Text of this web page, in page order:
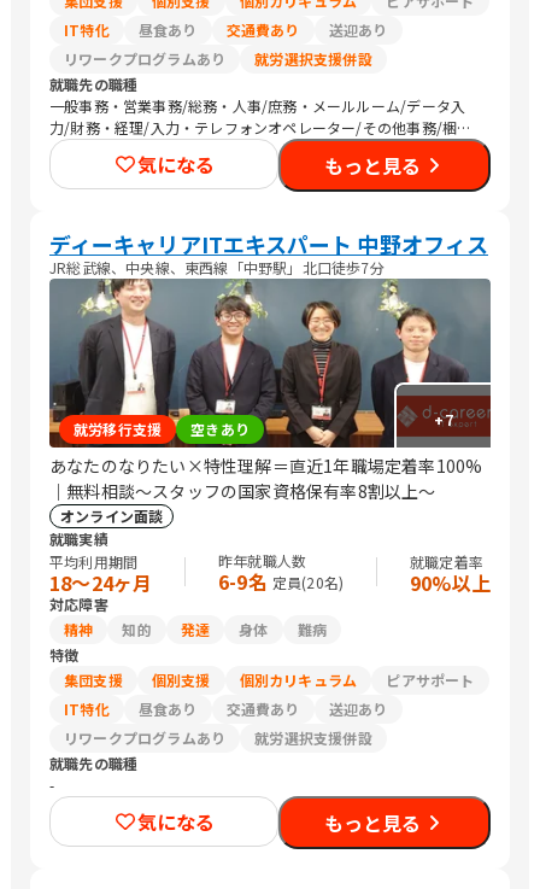
IT特化
昼食あり 交通費あり
送迎あり
リワークプログラムあり
就労選択支援併設
就職先の職種
一般事務・営業事務/総務・人事/庶務・メールルーム/データ入
力/財務・経理/入力・テレフォンオペレーター/その他事務/梱包
作業/検品/組立・組付け/その他軽作業/販売スタッフ・接客/バッ
クヤード・商品管理/Web制作/DTPオペレーター/その他クリエイ
ティブ/デザイナー/社内情報システム/その他技術/清掃/警備/運
気になる もっと見る
ディーキャリアITエキスパート 中野オフィス
JR総武線、中央線、東西線「中野駅」北口徒歩7分
+7
就労移行支援 空きあり
あなたのなりたい×特性理解＝直近1年職場定着率100%
｜無料相談～スタッフの国家資格保有率8割以上～
オンライン面談
就職実績
平均利用期間
18〜24ヶ月
昨年就職人数
6-9名 定員(20名)
就職定着率
90%以上
対応障害
精神
知的 発達 身体
難病
特徴
集団支援
個別支援 個別カリキュラム
ピアサポート
IT特化
昼食あり 交通費あり
送迎あり
リワークプログラムあり
就労選択支援併設
就職先の職種
-
気になる もっと見る